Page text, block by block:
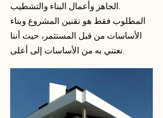
الجاهز وأعمال البناء والتشطيب.
المطلوب فقط هو تقنين المشروع وبناء
الأساسات من قبل المستثمر، حيث أننا
نعتني به من الأساسات إلى أعلى.